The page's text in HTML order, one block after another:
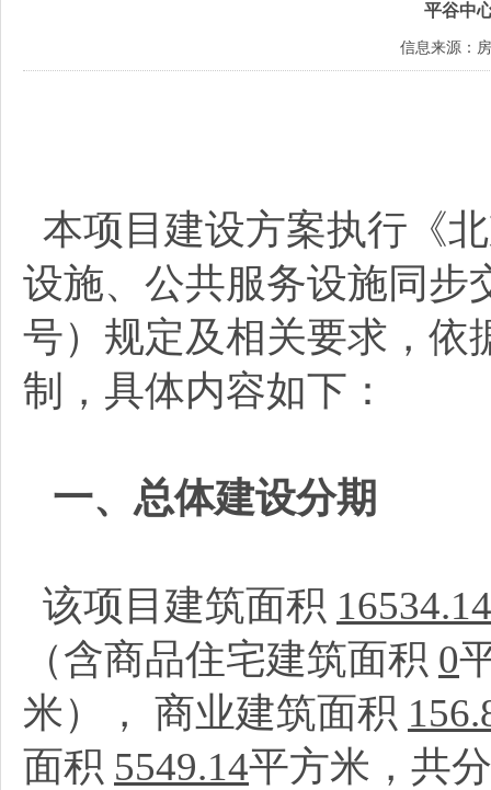
平谷中
信息来源：
本项目建设方案执行《
设施、公共服务设施同步
号）规定及相关要求，依
制，具体内容如下：
一、总体建设分期
该项目建筑面积 16534.14
（含商品住宅建筑面积 0
米）， 商业建筑面积
面积 5549.14平方米，共